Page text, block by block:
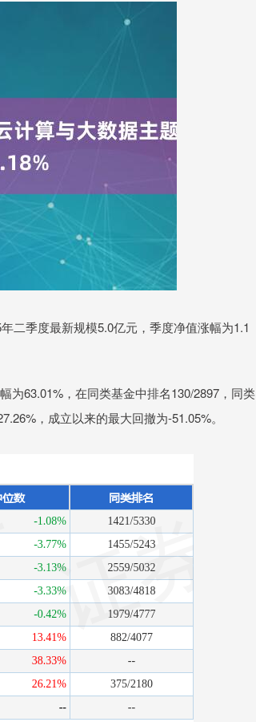
二季度最新规模5.0亿元，季度净值涨幅为1.1
为63.01%，在同类基金中排名130/2897，同类
，成立以来的最大回撤为-51.05%。